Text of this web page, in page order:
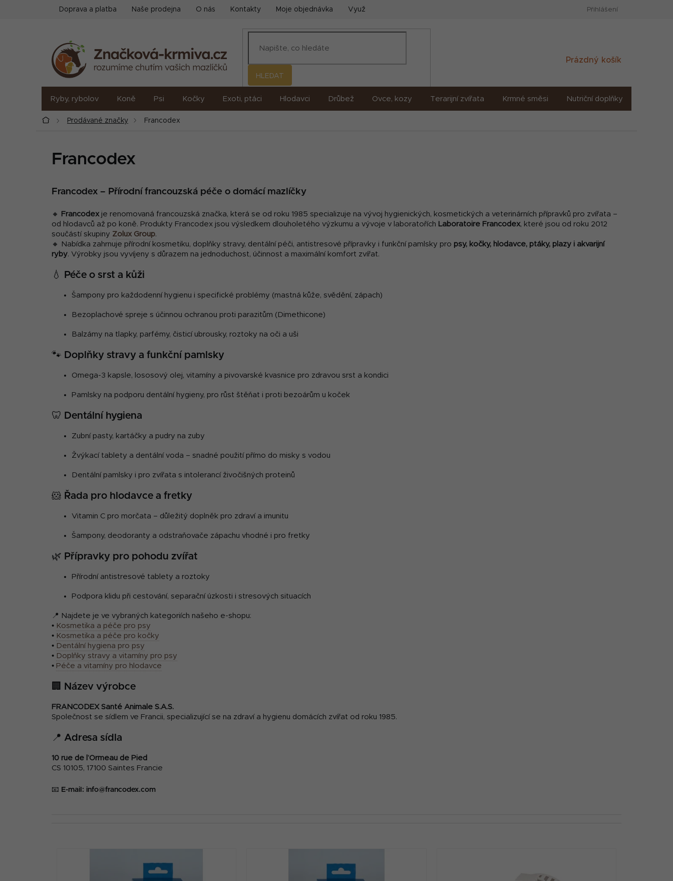
Doprava a platba Naše prodejna O nás Kontakty Moje objednávka Využití umělé inteligence (AI) Přihlášení
HLEDAT
Nákupní
Prázdný košík
Ryby, rybolov Koně Psi Kočky Exoti, ptáci Hlodavci Drůbež Ovce, kozy Terarijní zvířata Krmné směsi Nutriční doplňky
DomůProdávané značky Francodex
Francodex
Francodex – Přírodní francouzská péče o domácí mazlíčky
🔸 Francodexje renomovaná francouzská značka, která se od roku 1985 specializuje na vývoj hygienických, kosmetických a veterinárních přípravků pro zvířata –
od hlodavců až po koně. Produkty Francodex jsou výsledkem dlouholetého výzkumu a vývoje v laboratořích Laboratoire Francodex, které jsou od roku 2012
součástí skupiny Zolux Group.
🔸 Nabídka zahrnuje přírodní kosmetiku, doplňky stravy, dentální péči, antistresové přípravky i funkční pamlsky pro psy, kočky, hlodavce, ptáky, plazy i akvarijní
ryby. Výrobky jsou vyvíjeny s důrazem na jednoduchost, účinnost a maximální komfort zvířat.
💧 Péče o srst a kůži
Šampony pro každodenní hygienu i specifické problémy (mastná kůže, svědění, zápach)
Bezoplachové spreje s účinnou ochranou proti parazitům (Dimethicone)
Balzámy na tlapky, parfémy, čisticí ubrousky, roztoky na oči a uši
🐾 Doplňky stravy a funkční pamlsky
Omega-3 kapsle, lososový olej, vitamíny a pivovarské kvasnice pro zdravou srst a kondici
Pamlsky na podporu dentální hygieny, pro růst štěňat i proti bezoárům u koček
🦷 Dentální hygiena
Zubní pasty, kartáčky a pudry na zuby
Žvýkací tablety a dentální voda – snadné použití přímo do misky s vodou
Dentální pamlsky i pro zvířata s intolerancí živočišných proteinů
🐹 Řada pro hlodavce a fretky
Vitamin C pro morčata – důležitý doplněk pro zdraví a imunitu
Šampony, deodoranty a odstraňovače zápachu vhodné i pro fretky
🌿 Přípravky pro pohodu zvířat
Přírodní antistresové tablety a roztoky
Podpora klidu při cestování, separační úzkosti i stresových situacích
📍 Najdete je ve vybraných kategoriích našeho e-shopu:
• Kosmetika a péče pro psy
• Kosmetika a péče pro kočky
• Dentální hygiena pro psy
• Doplňky stravy a vitamíny pro psy
• Péče a vitamíny pro hlodavce
🏢 Název výrobce
FRANCODEX Santé Animale S.A.S.
Společnost se sídlem ve Francii, specializující se na zdraví a hygienu domácích zvířat od roku 1985.
📍 Adresa sídla
10 rue de l’Ormeau de Pied
CS 10105, 17100 Saintes Francie
📧 E-mail: info@francodex.com